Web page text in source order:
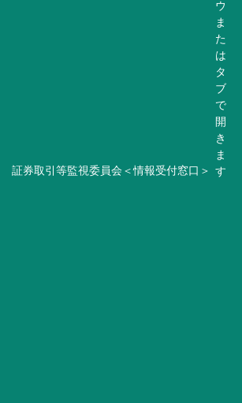
証券取引等監視委員会＜情報受付窓口＞